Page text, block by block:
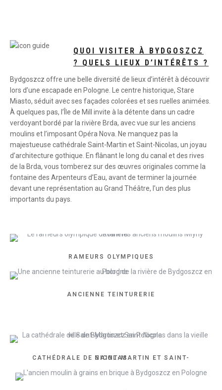
QUOI VISITER À BYDGOSZCZ
? QUELS LIEUX D’INTÉRÊTS ?
Bydgoszcz offre une belle diversité de lieux d’intérêt à découvrir
lors d’une escapade en Pologne. Le centre historique, Stare
Miasto, séduit avec ses façades colorées et ses ruelles animées.
À quelques pas, l’Île de Mill invite à la détente dans un cadre
verdoyant bordé par la rivière Brda, avec vue sur les anciens
moulins et l’imposant Opéra Nova. Ne manquez pas la
majestueuse cathédrale Saint-Martin et Saint-Nicolas, un joyau
d’architecture gothique. En flânant le long du canal et des rives
de la Brda, vous tomberez sur des œuvres originales comme la
fontaine des Arpenteurs d’Eau, avant de terminer la journée
devant une représentation au Grand Théâtre, l’un des plus
importants du pays.
RAMEURS OLYMPIQUES
ANCIENNE TEINTURERIE
CATHÉDRALE DE SAINT-MARTIN ET SAINT-NICOLAS